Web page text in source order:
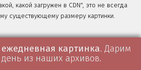
какой загружен в CDN", это не всегда
существующему размеру картинки.
картинка. Дарим
из наших архивов.